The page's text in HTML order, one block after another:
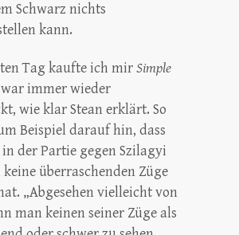
Schwarz nichts
kann.
Tag kaufte ich mirSimple
immer wieder
wie klar Stean erklärt. So
Beispiel darauf hin, dass
der Partie gegen Szilagyi
überraschenden Züge
„Abgesehen vielleicht von
man keinen seiner Züge als